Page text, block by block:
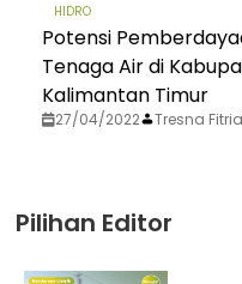
HIDRO
Potensi
Tenaga Air di
Kalimantan Timur
27/04/2022 Tresna
Pilihan Editor